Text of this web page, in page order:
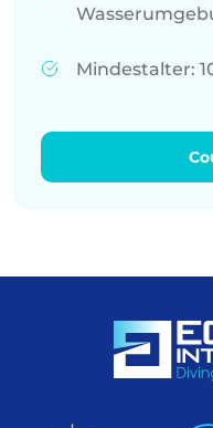
Tauchausrüstung
und alle Fragen
Mindestalter: